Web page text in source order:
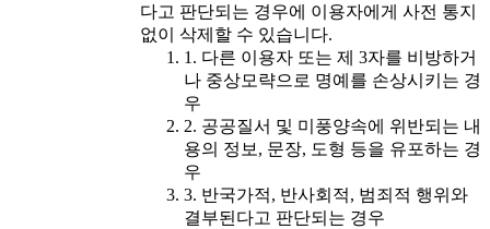
다고 판단되는 경우에 이용자에게 사전 통지
없이 삭제할 수 있습니다.
1. 다른 이용자 또는 제 3자를 비방하거
나 중상모략으로 명예를 손상시키는 경
우
2. 공공질서 및 미풍양속에 위반되는 내
용의 정보, 문장, 도형 등을 유포하는 경
우
3. 반국가적, 반사회적, 범죄적 행위와
결부된다고 판단되는 경우